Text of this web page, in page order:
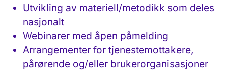
Utvikling av materiell/metodikk som deles
nasjonalt
Webinarer med åpen påmelding
Arrangementer for tjenestemottakere,
pårørende og/eller brukerorganisasjoner